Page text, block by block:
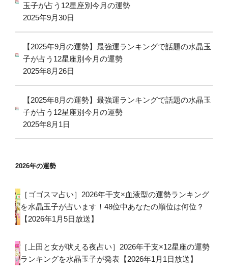
玉子が占う12星座別今月の運勢
2025年9月30日
【2025年9月の運勢】最強運ランキングで話題の水晶玉
子が占う12星座別今月の運勢
2025年8月26日
【2025年8月の運勢】最強運ランキングで話題の水晶玉
子が占う12星座別今月の運勢
2025年8月1日
2026年の運勢
［ゴゴスマ占い］2026年干支×血液型の運勢ランキング
を水晶玉子が占います！48位中あなたの順位は何位？
【2026年1月5日放送】
［上田と女が吠える夜占い］2026年干支×12星座の運勢
ランキングを水晶玉子が発表【2026年1月1日放送】